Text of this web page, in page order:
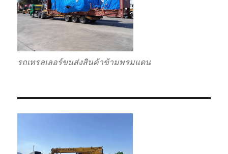
รถเทรลเลอร์ขนส่งสินค้าข้ามพรมแดน